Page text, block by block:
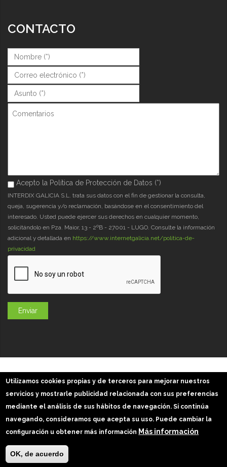
CONTACTO
Nombre (*)*
Correo (*)*
Asunto (*)*
Comentarios
Acepto la Política de Protección de Datos (*)
Acepto la Política de Protección de Datos (*)
INTERDIX GALICIA S.L. trata sus datos con el fin de gestionar la consulta,
queja, sugerencia y/o reclamación, basándose en el consentimiento del
interesado. Usted puede ejercer sus derechos en cualquier momento,
solicitándolo en Pza. Maior, 13 - 2ºB - 27001 - LUGO. Consulte la información
adicional y detallada en https://www.internetgalicia.net/política-de-
privacidad
Imágenes slider: Freepik
Utilizamos cookies propias y de terceros para mejorar nuestros
servicios y mostrarle publicidad relacionada con sus preferencias
mediante el análisis de sus hábitos de navegación. Si continúa
navegando, consideramos que acepta su uso. Puede cambiar la
configuración u obtener más información Más información
OK, de acuerdo